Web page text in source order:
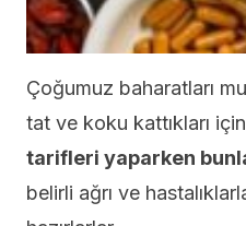
Çoğumuz baharatları
tat ve koku kattıkları için
tarifleri yaparken
belirli ağrı ve